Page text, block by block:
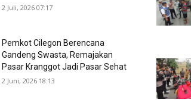
2 Juli, 2026 07:17
Pemkot Cilegon Berencana
Gandeng Swasta, Remajakan
Pasar Kranggot Jadi Pasar Sehat
2 Juni, 2026 18:13